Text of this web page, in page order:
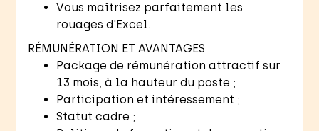
Vous maîtrisez parfaitement les
rouages d'Excel.
RÉMUNÉRATION ET AVANTAGES
Package de rémunération attractif sur
13 mois, à la hauteur du poste ;
Participation et intéressement ;
Statut cadre ;